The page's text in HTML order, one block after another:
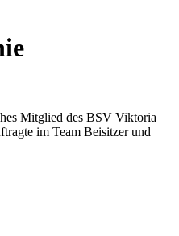
Mitglied des BSV Viktoria
im Team Beisitzer und